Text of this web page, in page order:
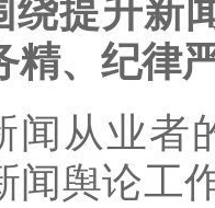
绕提升新
精、纪律
闻从业者
闻舆论工